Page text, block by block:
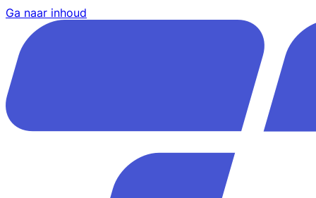
Ga naar inhoud